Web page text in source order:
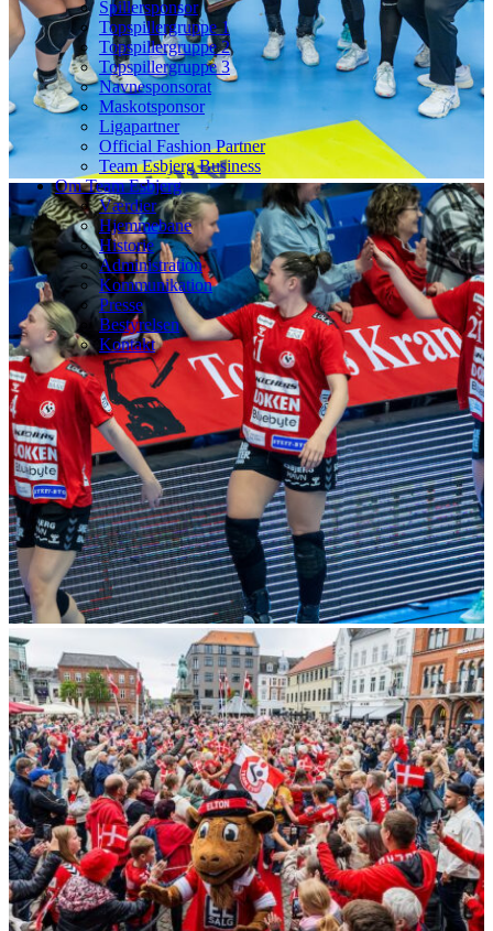
Spillersponsor
Topspillergruppe 1
Topspillergruppe 2
Topspillergruppe 3
Navnesponsorat
Maskotsponsor
Ligapartner
Official Fashion Partner
Team Esbjerg Business
Om Team Esbjerg
Værdier
Hjemmebane
Historie
Administration
Kommunikation
Presse
Bestyrelsen
Kontakt